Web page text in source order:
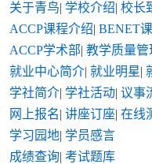
关于青鸟| 学校介绍| 校长
ACCP课程介绍| BENET
ACCP学术部| 教学质量管
就业中心简介| 就业明星|
学社简介| 学社活动| 议事
网上报名| 讲座订座| 在线
学习园地| 学员感言
成绩查询| 考试题库